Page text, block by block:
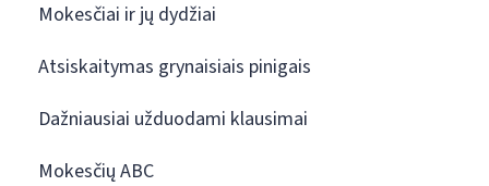
Mokesčiai ir jų dydžiai
Atsiskaitymas grynaisiais pinigais
Dažniausiai užduodami klausimai
Mokesčių ABC